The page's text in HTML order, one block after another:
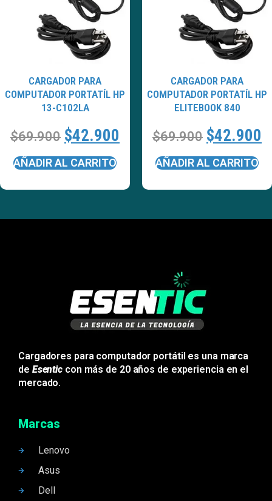
CARGADOR PARA
COMPUTADOR PORTATÍL HP
13-C102LA
$69.900 $42.900
AÑADIR AL CARRITO
CARGADOR PARA
COMPUTADOR PORTATÍL HP
ELITEBOOK 840
$69.900 $42.900
AÑADIR AL CARRITO
Cargadores para computador portátil es una marca
de Esentic con más de 20 años de experiencia en el
mercado.
Marcas
Lenovo
Asus
Dell